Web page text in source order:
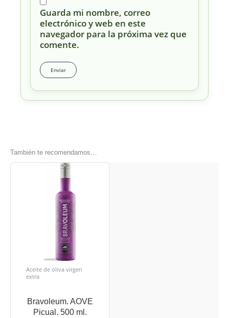
Guarda mi nombre, correo
electrónico y web en este
navegador para la próxima vez que
comente.
También te recomendamos…
Aceite de oliva virgen
extra
Bravoleum. AOVE
Picual. 500 ml.